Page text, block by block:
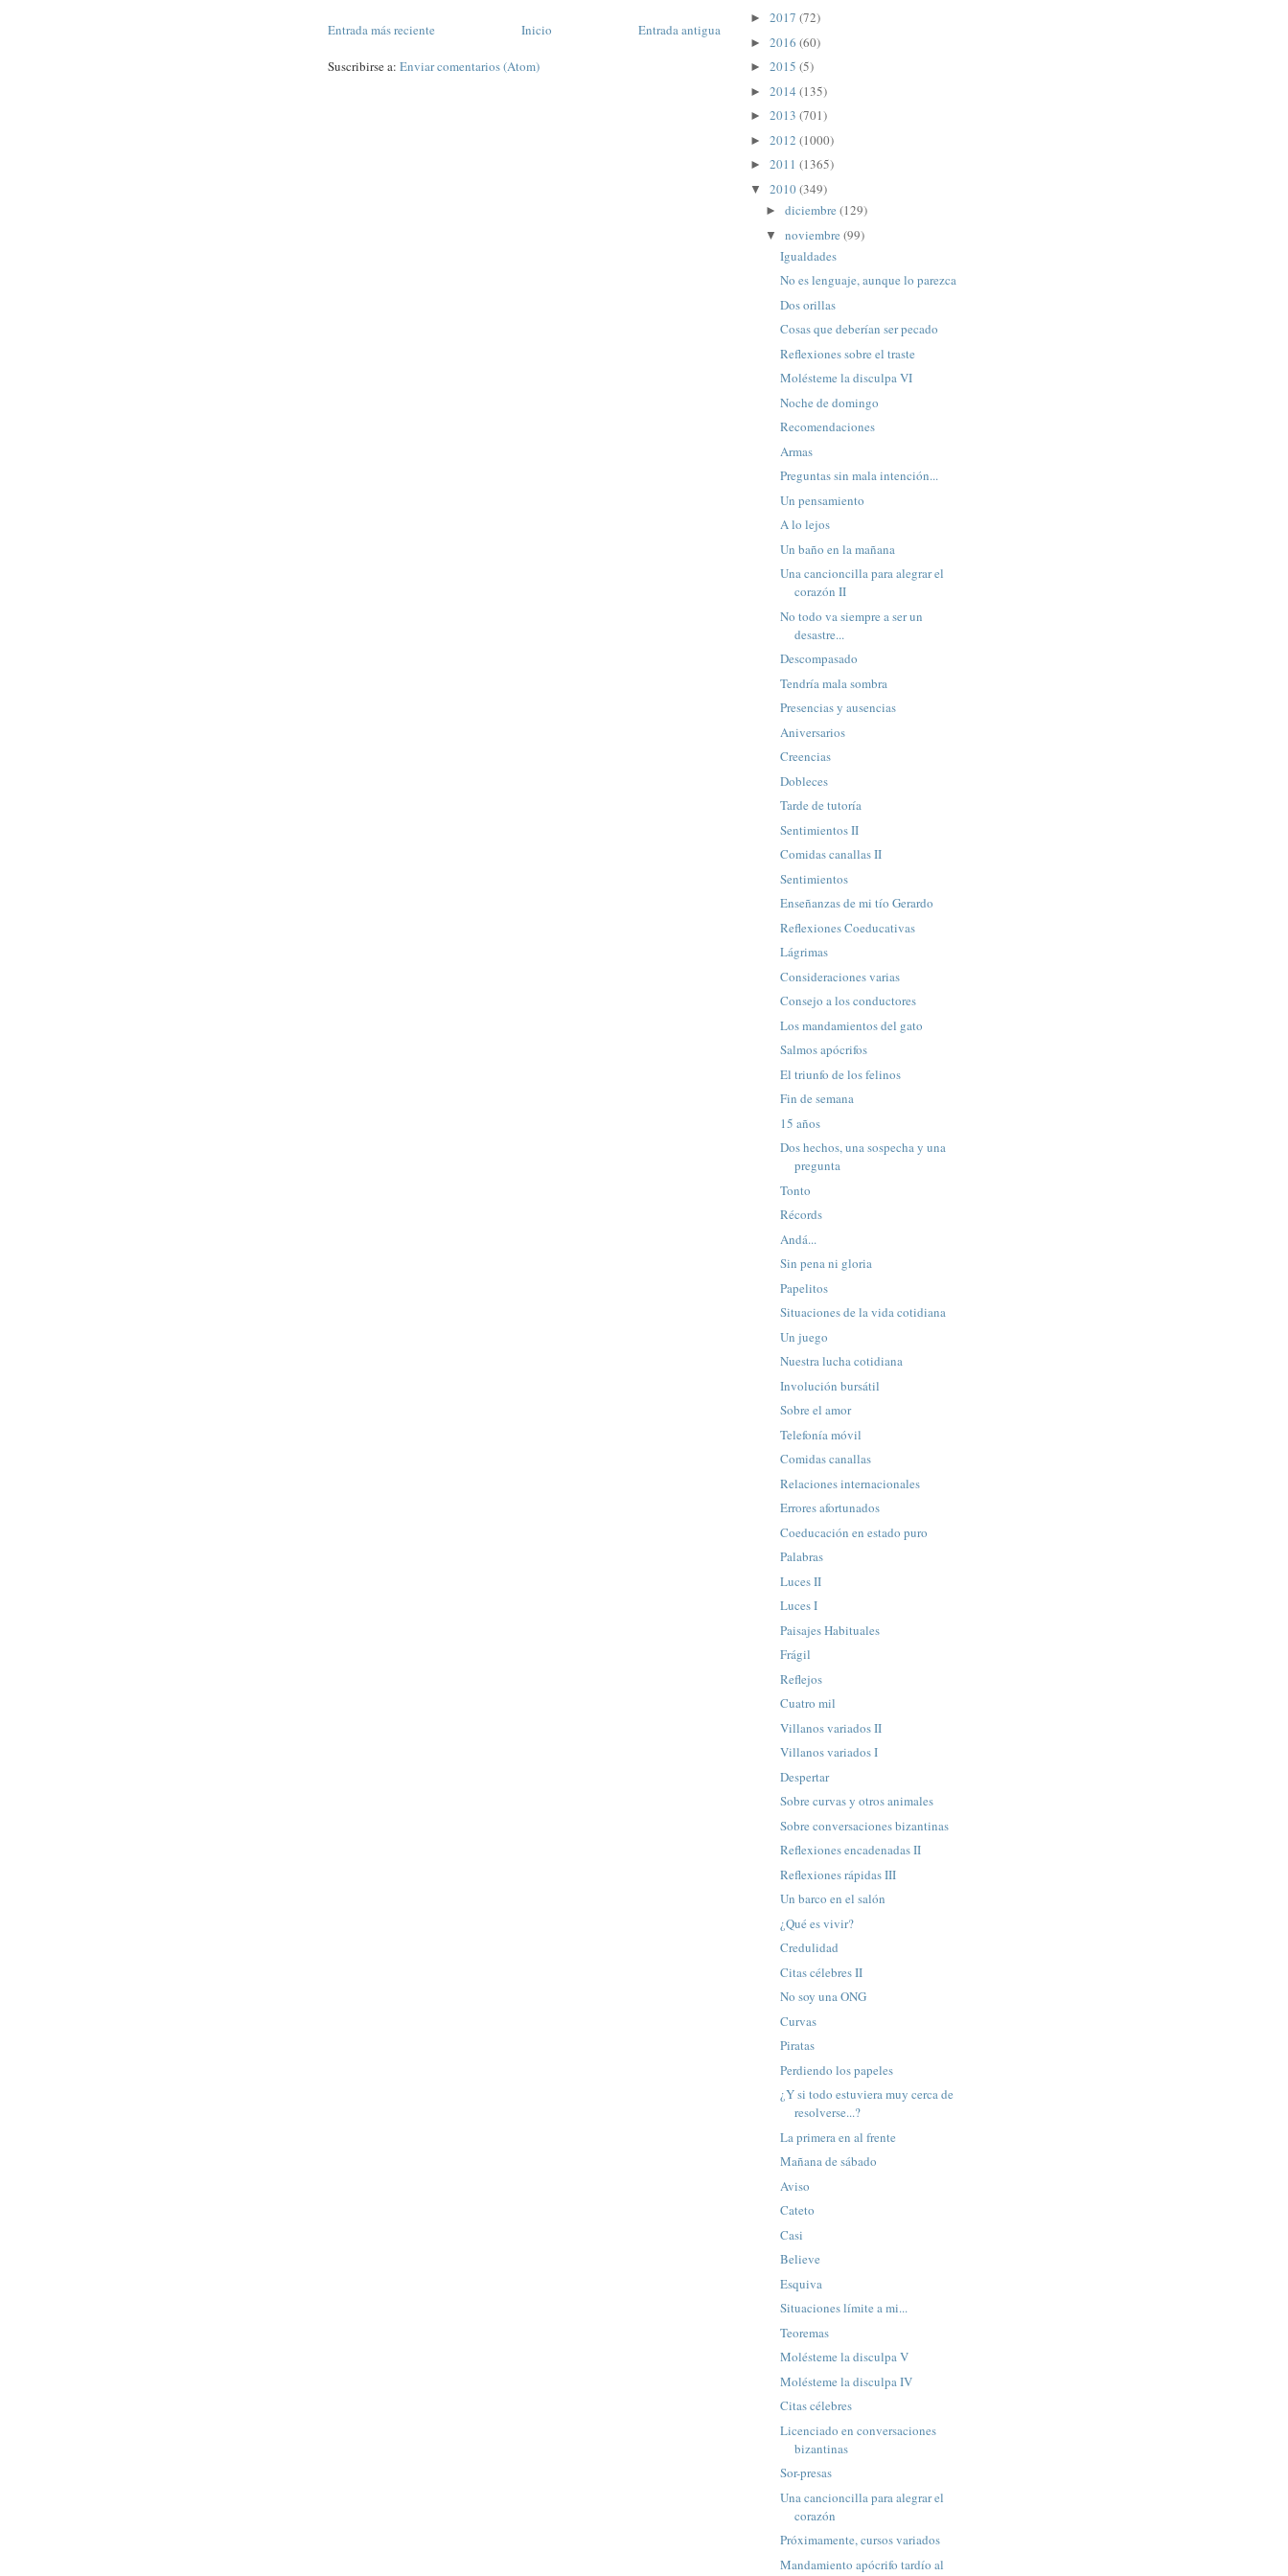
Entrada más reciente Entrada antigua
Inicio
Suscribirse a: Enviar comentarios (Atom)
► 2017 (72)
► 2016 (60)
► 2015 (5)
► 2014 (135)
► 2013 (701)
► 2012 (1000)
► 2011 (1365)
▼ 2010(349)
► diciembre (129)
▼ noviembre (99)
Igualdades
No es lenguaje, aunque lo parezca
Dos orillas
Cosas que deberían ser pecado
Reflexiones sobre el traste
Molésteme la disculpa VI
Noche de domingo
Recomendaciones
Armas
Preguntas sin mala intención...
Un pensamiento
A lo lejos
Un baño en la mañana
Una cancioncilla para alegrar el
corazón II
No todo va siempre a ser un
desastre...
Descompasado
Tendría mala sombra
Presencias y ausencias
Aniversarios
Creencias
Dobleces
Tarde de tutoría
Sentimientos II
Comidas canallas II
Sentimientos
Enseñanzas de mi tío Gerardo
Reflexiones Coeducativas
Lágrimas
Consideraciones varias
Consejo a los conductores
Los mandamientos del gato
Salmos apócrifos
El triunfo de los felinos
Fin de semana
15 años
Dos hechos, una sospecha y una
pregunta
Tonto
Récords
Andá...
Sin pena ni gloria
Papelitos
Situaciones de la vida cotidiana
Un juego
Nuestra lucha cotidiana
Involución bursátil
Sobre el amor
Telefonía móvil
Comidas canallas
Relaciones internacionales
Errores afortunados
Coeducación en estado puro
Palabras
Luces II
Luces I
Paisajes Habituales
Frágil
Reflejos
Cuatro mil
Villanos variados II
Villanos variados I
Despertar
Sobre curvas y otros animales
Sobre conversaciones bizantinas
Reflexiones encadenadas II
Reflexiones rápidas III
Un barco en el salón
¿Qué es vivir?
Credulidad
Citas célebres II
No soy una ONG
Curvas
Piratas
Perdiendo los papeles
¿Y si todo estuviera muy cerca de
resolverse...?
La primera en al frente
Mañana de sábado
Aviso
Cateto
Casi
Believe
Esquiva
Situaciones límite a mi...
Teoremas
Molésteme la disculpa V
Molésteme la disculpa IV
Citas célebres
Licenciado en conversaciones
bizantinas
Sor-presas
Una cancioncilla para alegrar el
corazón
Próximamente, cursos variados
Mandamiento apócrifo tardío al